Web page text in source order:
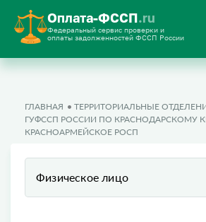
Оплата-ФССП.ru
Федеральный сервис проверки и
оплаты задолженностей ФССП России
ГЛАВНАЯ
ТЕРРИТОРИАЛЬНЫЕ
ГУФССП РОССИИ ПО КРАСНОДАРСКОМУ
КРАСНОАРМЕЙСКОЕ РОСП
Физическое лицо